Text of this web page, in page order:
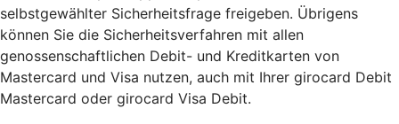
selbstgewählter Sicherheitsfrage freigeben. Übrigens
können Sie die Sicherheitsverfahren mit allen
genossenschaftlichen Debit- und Kreditkarten von
Mastercard und Visa nutzen, auch mit Ihrer girocard Debit
Mastercard oder girocard Visa Debit.